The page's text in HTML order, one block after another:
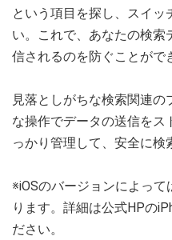
という項目を探し、スイッ
い。これで、あなたの検索
信されるのを防ぐことがで
見落としがちな検索関連
な操作でデータの送信をス
っかり管理して、安全に検
※iOSのバージョンによっ
ります。詳細は公式HPの
ださい。